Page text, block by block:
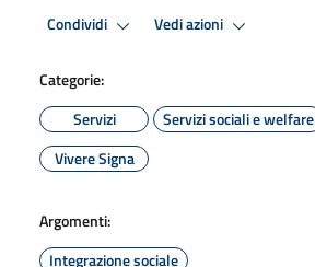
Condividi Vedi azioni
Categorie:
Servizi
Servizi sociali e welfare
Vivere Signa
Argomenti:
Integrazione sociale